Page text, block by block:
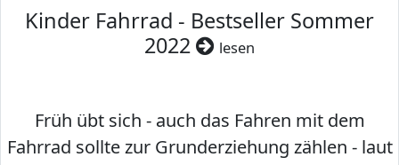
Kinder Fahrrad - Bestseller Sommer
2022
lesen
Früh übt sich - auch das Fahren mit dem
Fahrrad sollte zur Grunderziehung zählen - laut